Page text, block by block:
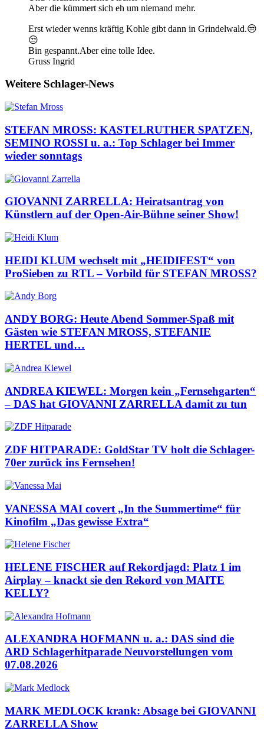
Aber die kümmert sich eh um niemand mehr.
Erst wieder wenns kräftig Kohle gibt dann in Grindelwald.😒
😒
Bin gespannt.Aber eine tolle Idee.
Gruss Ingrid
Weitere Schlager-News
STEFAN MROSS: KASTELRUTHER SPATZEN,
SEMINO ROSSI u. a.: Top Schlager bei Immer
wieder sonntags
GIOVANNI ZARRELLA: Heiratsantrag von
Künstlern auf der Open-Air-Bühne seiner Show!
HEIDI KLUM wechselt mit „HEIDIFEST“ von
ProSieben zu RTL – Vorbild für STEFAN MROSS?
ANDY BORG: Heute Abend Sommer-Spaß mit
Gästen wie STEFAN MROSS, STEFANIE
HERTEL und…
ANDREA KIEWEL: Morgen kein „Fernsehgarten“
– DAS hat GIOVANNI ZARRELLA damit zu tun
ZDF HITPARADE: GoldStar TV holt die Schlager-
70er zurück ins Fernsehen!
VANESSA MAI covert „In the Summertime“ für
Kinofilm „Das gewisse Extra“
HELENE FISCHER auf Rekordjagd: Platz 1 im
Airplay – knackt sie den Rekord von MAITE
KELLY?
ALEXANDRA HOFMANN u. a.: DAS sind die
ARD Schlagerhitparade Neuvorstellungen vom
07.08.2026
MARK MEDLOCK krank: Absage bei GIOVANNI
ZARRELLA Show